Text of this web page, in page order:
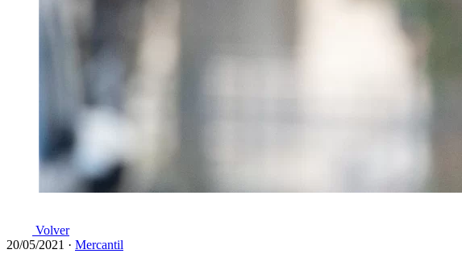
Volver
20/05/2021 · Mercantil